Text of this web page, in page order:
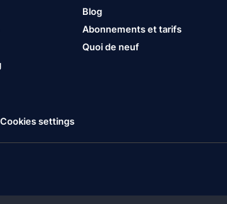
Blog
Abonnements et tarifs
Quoi de neuf
Cookies settings